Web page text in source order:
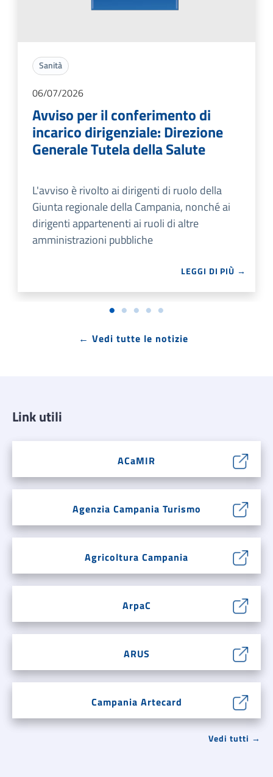
Sanità
06/07/2026
Avviso per il conferimento di
incarico dirigenziale: Direzione
Generale Tutela della Salute
L'avviso è rivolto ai dirigenti di ruolo della
Giunta regionale della Campania, nonché ai
dirigenti appartenenti ai ruoli di altre
amministrazioni pubbliche
LEGGI DI PIÙ →
← Vedi tutte le notizie
Link utili
ACaMIR
Agenzia Campania Turismo
Agricoltura Campania
ArpaC
ARUS
Campania Artecard
Vedi tutti →